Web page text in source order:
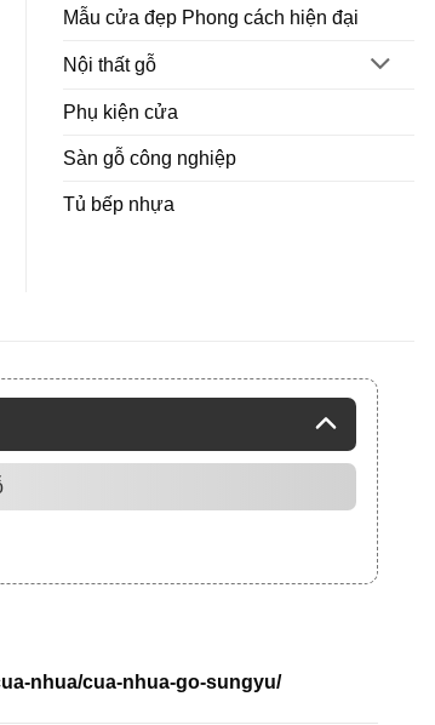
Mẫu cửa đẹp Phong cách hiện đại
Nội thất gỗ
Phụ kiện cửa
Sàn gỗ công nghiệp
Tủ bếp nhựa
nhua/cua-nhua-go-sungyu/